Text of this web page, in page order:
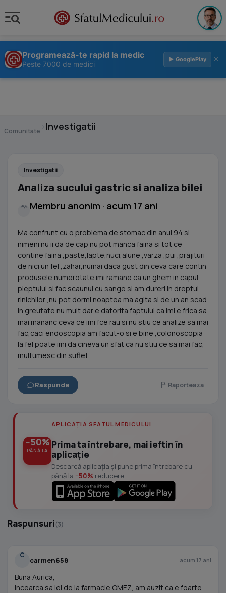
Programează-te rapid la medic
Peste 7000 de medici
▶ GooglePlay ×
Comunitate Investigatii
Investigatii
Analiza sucului gastric si analiza bilei
Membru anonim · acum 17 ani
Ma confrunt cu o problema de stomac din anul 94 si
nimeni nu ii da de cap nu pot manca faina si tot ce
contine faina ,paste,lapte,nuci,alune ,varza ,pui ,prajituri
de nici un fel ,zahar,numai daca gust din ceva care contin
produsele numerotate imi ramane ca un ghem in capul
pieptului si fac scaunul cu sange si am dureri in dreptul
rinichilor ,nu pot dormi noaptea ma agita si de un an scad
in greutate nu mult dar e datorita faptului ca imi e frica sa
mai mananc ceva ce imi fce rau si nu stiu ce analize sa mai
fac,caci endoscopia am facut-o si e bine ,colonoscopia
la fel poate imi da cineva un sfat ca nu stiu ce sa mai fac,
multumesc din suflet
Raspunde Raporteaza
−50%
PÂNĂ LA
APLICAȚIA SFATUL MEDICULUI
Prima ta întrebare, mai ieftin în
aplicație
Descarcă aplicația și pune prima întrebare cu
până la −50% reducere.
Raspunsuri(3)
C
carmen658 acum 17 ani
Buna Aurica,
Incearca sa iei de la farmacie OMEZ, am auzit ca e foarte